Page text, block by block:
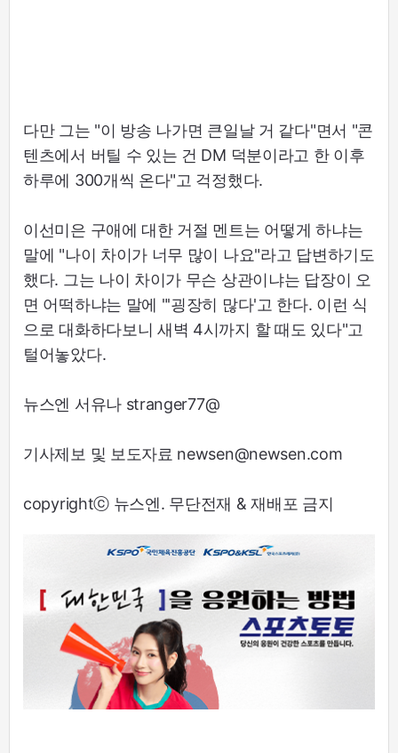
다만 그는 "이 방송 나가면 큰일날 거 같다"면서 "콘
텐츠에서 버틸 수 있는 건 DM 덕분이라고 한 이후
하루에 300개씩 온다"고 걱정했다.
이선미은 구애에 대한 거절 멘트는 어떻게 하냐는
말에 "나이 차이가 너무 많이 나요"라고 답변하기도
했다. 그는 나이 차이가 무슨 상관이냐는 답장이 오
면 어떡하냐는 말에 "'굉장히 많다'고 한다. 이런 식
으로 대화하다보니 새벽 4시까지 할 때도 있다"고
털어놓았다.
뉴스엔 서유나 stranger77@
기사제보 및 보도자료 newsen@newsen.com
copyrightⓒ 뉴스엔. 무단전재 & 재배포 금지